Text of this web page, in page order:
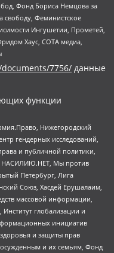
Фонд Бориса Немцова за
Феминистское
Ингушетии, Прометей,
Хаус, СОТА медиа,
7756/ данные
функции
Нижегородский
гендерных исследований,
и публичной политики,
НАСИЛИЮ.НЕТ, Мы против
Петербург, Лига
Союз, Хасдей Ерушалаим,
массовой информации,
глобализации и
инициатив
и защиты прав
и их семьям, Фонд